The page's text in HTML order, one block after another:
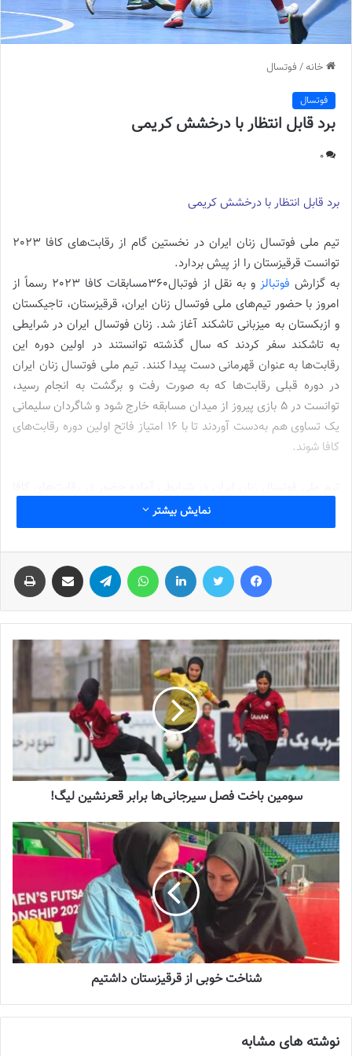
خانه/ فوتسال
فوتسال
برد قابل‌ انتظار با درخشش کریمی
0
برد قابل‌ انتظار با درخشش کریمی
تیم ملی فوتسال زنان ایران در نخستین گام از رقابت‌های کافا 2023
توانست قرقیزستان را از پیش بردارد.
به گزارش فوتبالز
و به نقل از فوتبال360مسابقات کافا 2023 رسماً از
امروز با حضور تیم‌های ملی فوتسال زنان ایران، قرقیزستان، تاجیکستان
و ازبکستان به میزبانی تاشکند آغاز شد. زنان فوتسال ایران در شرایطی
به تاشکند سفر کردند که سال گذشته توانستند در اولین دوره این
رقابت‌ها به عنوان قهرمانی دست پیدا کنند. تیم ملی فوتسال زنان ایران
در دوره قبلی رقابت‌ها که به صورت رفت و برگشت به انجام رسید،
توانست در 5 بازی پیروز از میدان مسابقه خارج شود و شاگردان سلیمانی
یک تساوی هم به‌دست آوردند تا با 16 امتیاز فاتح اولین دوره رقابت‌های
کافا شوند.
2023 شد که به مانند دوره قبلی رقابت‌ها، در فاصله یک هفته تا شروع
مسابقات، تیم ملی تشکیل شد. فروزان سلیمانی به مانند سال گذشته در
نقش سرمربی موقت انتخاب شد و با توجه به اختلاف سطح تیم ملی
فوتسال زنان ایران به عنوان قهرمان آسیا با سایر تیم‌های حاضر در
منطقه آسیای مرکزی، انتظار می‌رفت که شاگردان سلیمانی بتوانند در کافا
2023 عنوان قهرمانی را از آن خود کنند.
شاگردان فروزان سلیمانی امروز در نخستین گام باید به مصاف تیم ملی
قرقیزستان می‌رفتند تا با برگزاری دوئل تیم‌های ملی فوتسال زنان ایران و
قرقیزستان، به صورت رسمی مسابقات کافا 2023 افتتاح شود. زنان
فوتسال ایران از ساعت 12:30 برابر قرقیزستان قرار گرفتند و نکته مهم
بازی امروز، اولین تجربه کاپیتانی فرشته کریمی در تیم ملی بود، آن‌هم
در شرایطی که فرزانه توسلی به دلیل مشکلات شخصی نتوانست از کشور
خارج شود و در غیاب او، بازوبند به کریمی رسید.
و توانست در فاصله یک دقیقه 2 بار دروازه قرقیزستان را باز کند و در
ادامه، درخشش مارال ترکمان و مهسا کمالی باعث شد تا شاگردان
فروزان سلیمانی با برتری 4 گله به کار خود در نیمه نخست پایان بدهند و
با پیروزی به رختکن بروند.
نوشته های مشابه
جنجال جدید در سوپرلیگ فوتسال
2022-12-11
نمایش بیشتر
سومین باخت فصل سیرجانی‌ها برابر قعرنشین لیگ!
شناخت خوبی از قرقیزستان داشتیم
نوشته های مشابه